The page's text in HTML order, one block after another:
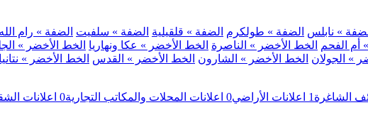
» نابلس الضفة » طولكرم الضفة » قلقيلية الضفة » سلفيت الضفة » رام
أم الفحم الخط الأخضر » الناصرة الخط الأخضر » عكا ونهاريا الخط الأخضر »
» الجولان الخط الأخضر » الشارون الخط الأخضر » القدس الخط الأخضر »
الشاغرة 1 اعلانات الأراضي0 اعلانات المحلات والمكاتب التجارية0 اعلانات